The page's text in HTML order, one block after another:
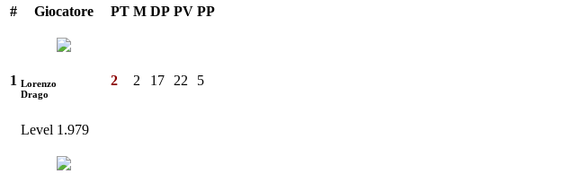
# Giocatore PT M DP PV PP
1 Lorenzo
Drago
Level 1.979
2 2 17 22 5